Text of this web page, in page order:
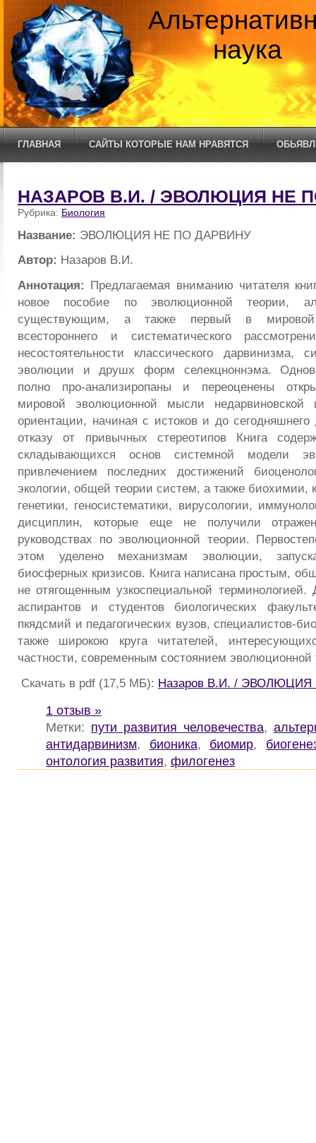
наука
ГЛАВНАЯ САЙТЫ КОТОРЫЕ НАМ НРАВЯТСЯ
НАЗАРОВ В.И. / ЭВОЛЮЦИЯ НЕ
Рубрика: Биология
Название: ЭВОЛЮЦИЯ НЕ ПО ДАРВИНУ
Автор: Назаров В.И.
Аннотация: Предлагаемая вниманию читателя
новое пособие по эволюционной теории,
существующим, а также первый в мировой
всестороннего и систематического
несостоятельности классического дарвинизма,
эволюции и друшх форм селекцноннэма.
полно про-анализиропаны и переоценены
мировой эволюционной мысли недарвиновской
ориентации, начиная с истоков и до
отказу от привычных стереотипов Книга
складывающихся основ системной модели
привлечением последних достижений
экологии, общей теории систем, а также биохимии,
генетики, геносистематики, вирусологии,
дисциплин, которые еще не получили
руководствах по эволюционной теории.
этом уделено механизмам эволюции,
биосферных кризисов. Книга написана простым,
не отягощенным узкоспециальной терминологией.
аспирантов и студентов биологических
пкядсмий и педагогических вузов, специалистов-
также широкою круга читателей,
частности, современным состоянием эволюционной
Скачать в pdf (17,5 МБ): Назаров В.И. /
1 отзыв »
Метки: пути развития человечества,
антидарвинизм, бионика, биомир,
онтология развития, филогенез